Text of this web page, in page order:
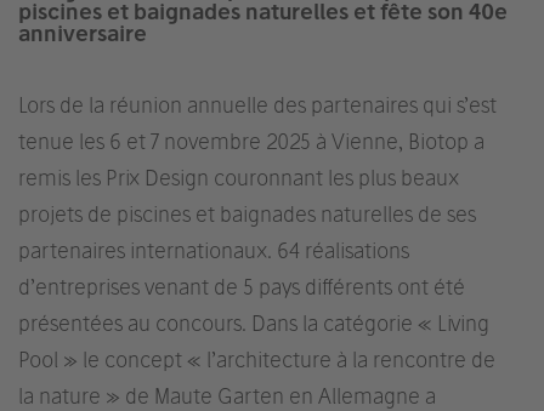
piscines et baignades naturelles et fête son 40e
anniversaire
Lors de la réunion annuelle des partenaires qui s’est
tenue les 6 et 7 novembre 2025 à Vienne, Biotop a
remis les Prix Design couronnant les plus beaux
projets de piscines et baignades naturelles de ses
partenaires internationaux. 64 réalisations
d’entreprises venant de 5 pays différents ont été
présentées au concours. Dans la catégorie « Living
Pool » le concept « l’architecture à la rencontre de
la nature » de Maute Garten en Allemagne a